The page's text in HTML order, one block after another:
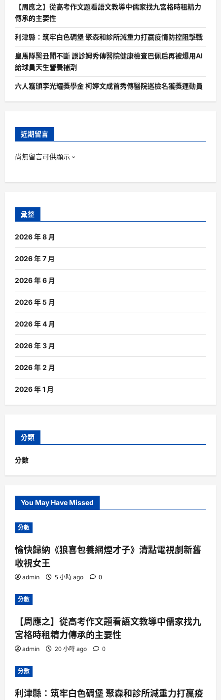
【周應之】從高考作文題看語文教導中儒家找九宮格時租精力
傳承的主要性
利津縣：筑牢白色碉堡 聚森和診所減重力打贏疫情防控阻擊戰
皇馬隊醫丑聞不斷 誤診姆秀傳醫院健康檢查巴佩后再被爆用AI
給球員天生營養補劑
六人獲頒李光耀獎學金 柯婷文成首秀傳醫院巡檢名獲獎運動員
近期留言
尚無留言可供顯示。
彙整
2026 年 8 月
2026 年 7 月
2026 年 6 月
2026 年 5 月
2026 年 4 月
2026 年 3 月
2026 年 2 月
2026 年 1 月
分類
分數
You May Have Missed
分數
愉快歸納《狼喜包養網煙才子》清點電視劇新舊
收視女王
admin 5 小時 ago 0
分數
【周應之】從高考作文題看語文教導中儒家找九
宮格時租精力傳承的主要性
admin 20 小時 ago 0
分數
利津縣：筑牢白色碉堡 聚森和診所減重力打贏疫